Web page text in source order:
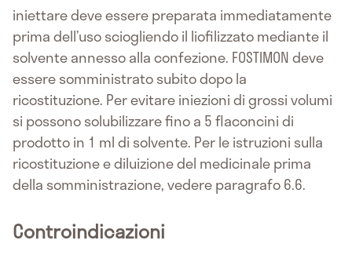
iniettare deve essere preparata immediatamente
prima dell’uso sciogliendo il liofilizzato mediante il
solvente annesso alla confezione. FOSTIMON deve
essere somministrato subito dopo la
ricostituzione. Per evitare iniezioni di grossi volumi
si possono solubilizzare fino a 5 flaconcini di
prodotto in 1 ml di solvente. Per le istruzioni sulla
ricostituzione e diluizione del medicinale prima
della somministrazione, vedere paragrafo 6.6.
Controindicazioni